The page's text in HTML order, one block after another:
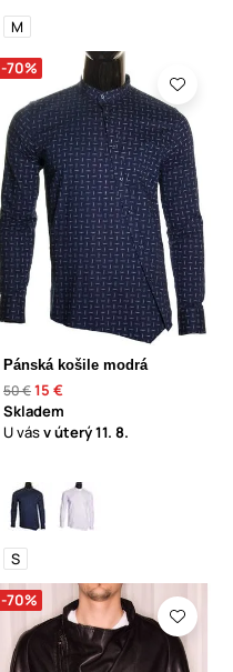
M
-70%
Pánská košile modrá
50 €15 €
Skladem
U vásv úterý11. 8.
S
-70%